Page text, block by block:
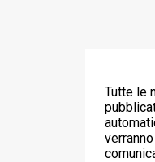
Tutte le